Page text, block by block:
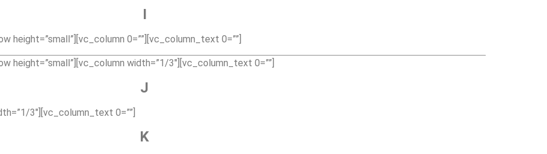
I
0=””][vc_column_text 0=””]
width=”1/3″][vc_column_text 0=””]
J
3″][vc_column_text 0=””]
K